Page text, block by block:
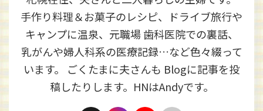
手作り料理＆お菓子のレシピ、ドライブ旅行や
キャンプに温泉、元職場 歯科医院での裏話、
乳がんや婦人科系の医療記録…など色々綴って
います。 ごくたまに夫さんも Blogに記事を投
稿したりします。HNはAndyです。